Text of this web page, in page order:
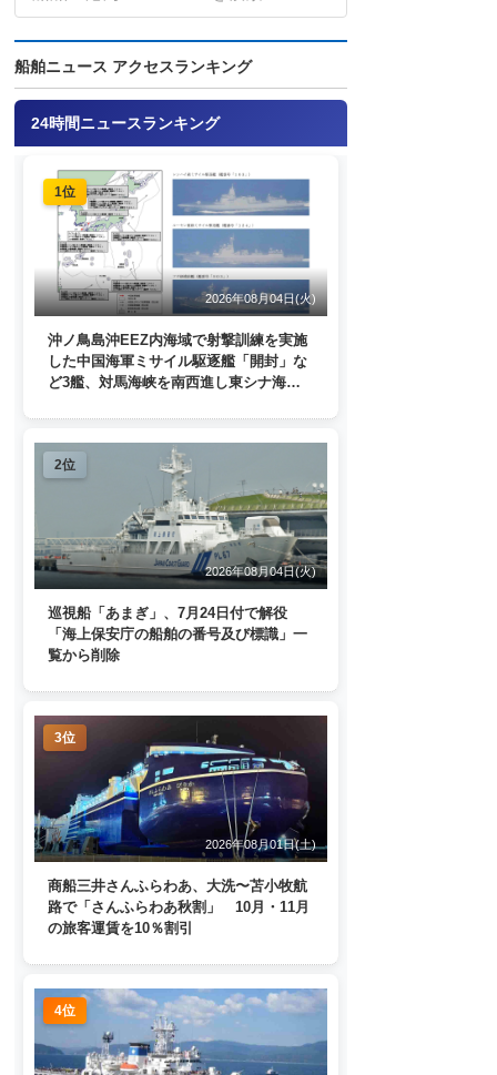
船舶ニュース アクセスランキング
24時間ニュースランキング
1位
2026年08月04日(火)
沖ノ鳥島沖EEZ内海域で射撃訓練を実施
した中国海軍ミサイル駆逐艦「開封」な
ど3艦、対馬海峡を南西進し東シナ海
2位
2026年08月04日(火)
巡視船「あまぎ」、7月24日付で解役
「海上保安庁の船舶の番号及び標識」一
覧から削除
3位
2026年08月01日(土)
商船三井さんふらわあ、大洗〜苫小牧航
路で「さんふらわあ秋割」 10月・11月
の旅客運賃を10％割引
4位